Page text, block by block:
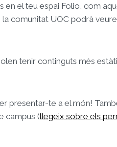
en el teu espai Folio, com
comunitat UOC podrà
tenir continguts més
presentar-te a el món!
campus (llegeix sobre els